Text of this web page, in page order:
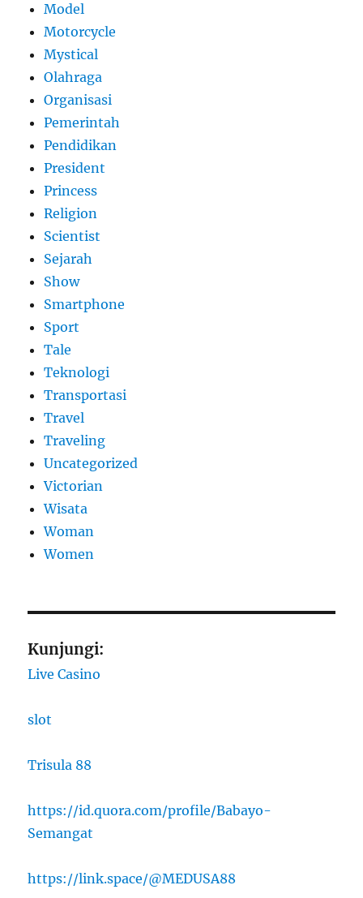
Model
Motorcycle
Mystical
Olahraga
Organisasi
Pemerintah
Pendidikan
President
Princess
Religion
Scientist
Sejarah
Show
Smartphone
Sport
Tale
Teknologi
Transportasi
Travel
Traveling
Uncategorized
Victorian
Wisata
Woman
Women
Kunjungi:
Live Casino
slot
Trisula 88
https://id.quora.com/profile/Babayo-
Semangat
https://link.space/@MEDUSA88